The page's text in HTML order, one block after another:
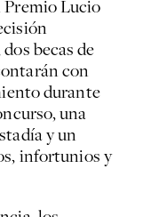
Lucio
becas de
con
durante
una
y un
infortunios y